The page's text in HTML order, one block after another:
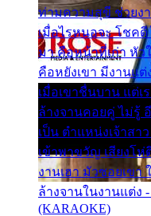
ท่ามความสุขี ช่วยง
เมื่อไรหนอจะ โชค
มา คือหน้าที่เก่า หัว
คือหยังเขา มีงานแ
เมื่อเขาชื่นบาน แต่
ล้างจานคอยคู่ ไม่รู้
เป็น ตำแหน่งเจ้าส
เข้าพาขวัญ เสียงโ
งานเฮา มัวซอยเข
ล้างจานในงานแต่ง
(KARAOKE)